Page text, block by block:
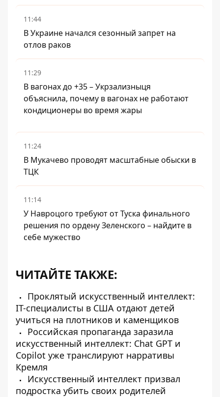
11:44
В Украине начался сезонный запрет на
отлов раков
11:29
В вагонах до +35 – Укрзализныця
объяснила, почему в вагонах не работают
кондиционеры во время жары
11:24
В Мукачево проводят масштабные обыски в
ТЦК
11:14
У Навроцого требуют от Туска финального
решения по ордену Зеленского – найдите в
себе мужество
ЧИТАЙТЕ ТАКЖЕ:
Проклятый искусственный интеллект:
IT-специалисты в США отдают детей
учиться на плотников и каменщиков
Российская пропаганда заразила
искусственный интеллект: Chat GPT и
Copilot уже транслируют нарративы
Кремля
Искусственный интеллект призвал
подростка убить своих родителей